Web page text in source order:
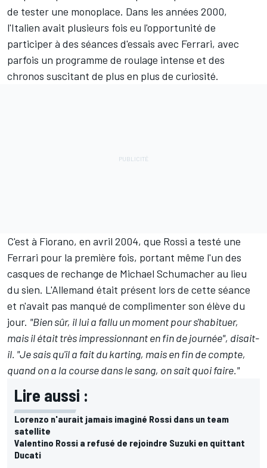
de tester une monoplace. Dans les années 2000,
l'Italien avait plusieurs fois eu l'opportunité de
participer à des séances d'essais avec Ferrari, avec
parfois un programme de roulage intense et des
chronos suscitant de plus en plus de curiosité.
C'est à Fiorano, en avril 2004, que Rossi a testé une
Ferrari pour la première fois, portant même l'un des
casques de rechange de Michael Schumacherau lieu
du sien. L'Allemand était présent lors de cette séance
et n'avait pas manqué de complimenter son élève du
jour. "Bien sûr, il lui a fallu un moment pour s'habituer,
mais il était très impressionnant en fin de journée", disait-
il. "Je sais qu'il a fait du karting, mais en fin de compte,
quand on a la course dans le sang, on sait quoi faire."
Lire aussi :
Lorenzo n'aurait jamais imaginé Rossi dans un team
satellite
Valentino Rossi a refusé de rejoindre Suzuki en quittant
Ducati